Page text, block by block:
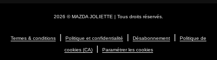
2026 © MAZDA JOLIETTE | Tous droits réservés.
Termes & conditions Politique et confidentialité Désabonnement Politique de
cookies (CA)| Paramétrer les cookies